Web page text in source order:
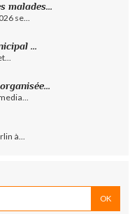
malades...
se...
...
à...